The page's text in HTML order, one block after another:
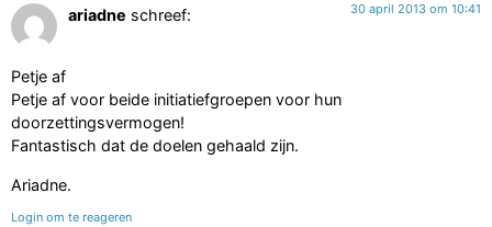
ariadne schreef: 30 april 2013 om 10:41
Petje af
Petje af voor beide initiatiefgroepen voor hun
doorzettingsvermogen!
Fantastisch dat de doelen gehaald zijn.
Ariadne.
Login om te reageren